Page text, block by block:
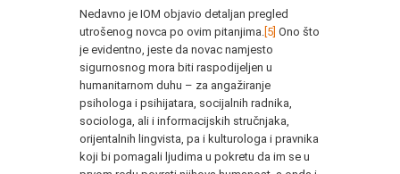
Nedavno je IOM objavio detaljan pregled
utrošenog novca po ovim pitanjima. [5] Ono što
je evidentno, jeste da novac namjesto
sigurnosnog mora biti raspodijeljen u
humanitarnom duhu – za angažiranje
psihologa i psihijatara, socijalnih radnika,
sociologa, ali i informacijskih stručnjaka,
orijentalnih lingvista, pa i kulturologa i pravnika
koji bi pomagali ljudima u pokretu da im se u